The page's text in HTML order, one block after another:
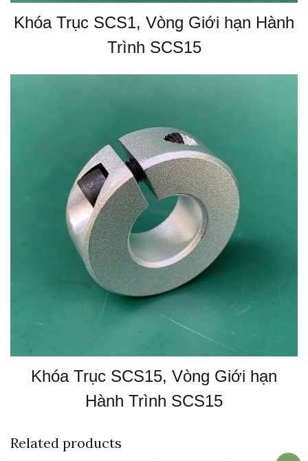
Khóa Trục SCS1, Vòng Giới hạn Hành
Trình SCS15
Khóa Trục SCS15, Vòng Giới hạn
Hành Trình SCS15
Related products